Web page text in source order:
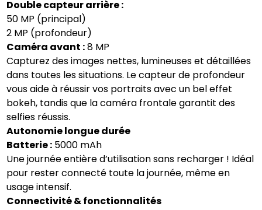
Double capteur arrière :
50 MP (principal)
2 MP (profondeur)
Caméra avant :8 MP
Capturez des images nettes, lumineuses et détaillées
dans toutes les situations. Le capteur de profondeur
vous aide à réussir vos portraits avec un bel effet
bokeh, tandis que la caméra frontale garantit des
selfies réussis.
Autonomie longue durée
Batterie : 5000 mAh
Une journée entière d’utilisation sans recharger ! Idéal
pour rester connecté toute la journée, même en
usage intensif.
Connectivité & fonctionnalités